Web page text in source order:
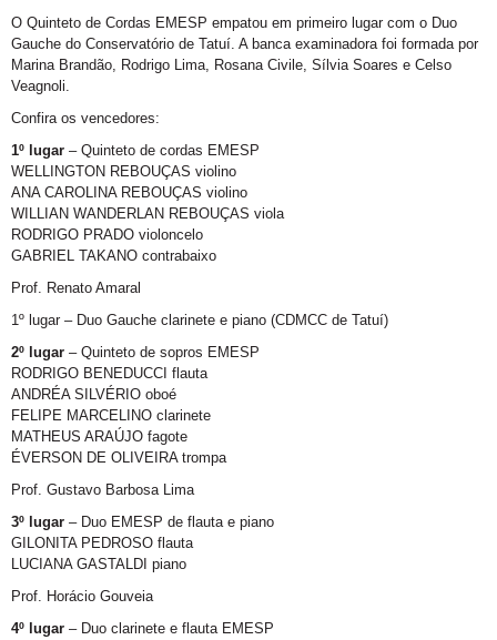
O Quinteto de Cordas EMESP empatou em primeiro lugar com o Duo
Gauche do Conservatório de Tatuí. A banca examinadora foi formada por
Marina Brandão, Rodrigo Lima, Rosana Civile, Sílvia Soares e Celso
Veagnoli.
Confira os vencedores:
1º lugar – Quinteto de cordas EMESP
WELLINGTON REBOUÇAS violino
ANA CAROLINA REBOUÇAS violino
WILLIAN WANDERLAN REBOUÇAS viola
RODRIGO PRADO violoncelo
GABRIEL TAKANO contrabaixo
Prof. Renato Amaral
1º lugar – Duo Gauche clarinete e piano (CDMCC de Tatuí)
2º lugar – Quinteto de sopros EMESP
RODRIGO BENEDUCCI flauta
ANDRÉA SILVÉRIO oboé
FELIPE MARCELINO clarinete
MATHEUS ARAÚJO fagote
ÉVERSON DE OLIVEIRA trompa
Prof. Gustavo Barbosa Lima
3º lugar – Duo EMESP de flauta e piano
GILONITA PEDROSO flauta
LUCIANA GASTALDI piano
Prof. Horácio Gouveia
4º lugar – Duo clarinete e flauta EMESP